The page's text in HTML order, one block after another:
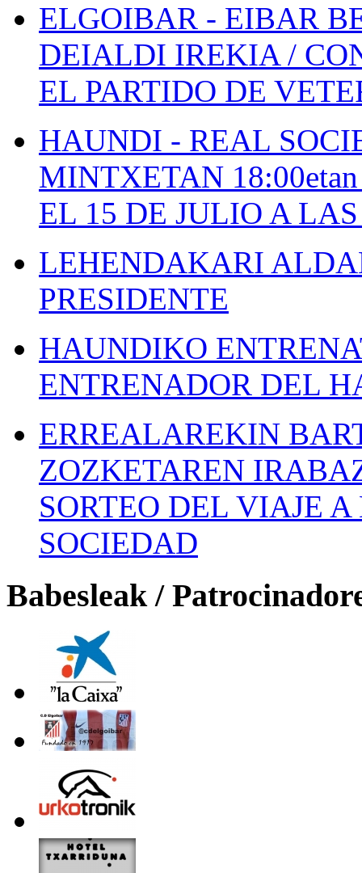
ELGOIBAR - EIBAR
DEIALDI IREKIA /
EL PARTIDO DE
HAUNDI - REAL
MINTXETAN
EL 15 DE JULIO A
LEHENDAKARI
PRESIDENTE
HAUNDIKO
ENTRENADOR DEL
ERREALAREKIN
ZOZKETAREN
SORTEO DEL VIAJE
SOCIEDAD
Babesleak /